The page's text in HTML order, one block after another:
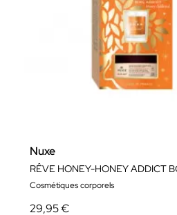
Nuxe
RÊVE HONEY-HONEY ADDICT
Cosmétiques corporels
29,95 €